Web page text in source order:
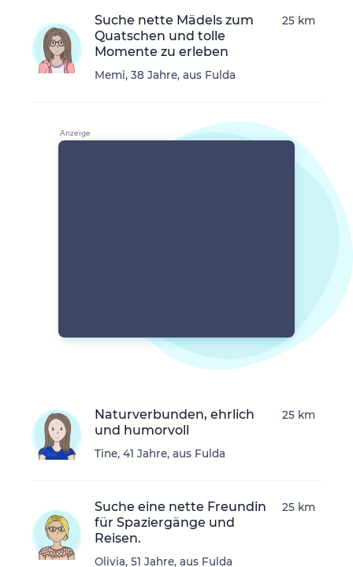
Suche nette Mädels zum
Quatschen und tolle
Momente zu erleben
Memi, 38 Jahre, aus Fulda
25 km
Naturverbunden, ehrlich
und humorvoll
Tine, 41 Jahre, aus Fulda
25 km
Suche eine nette Freundin
für Spaziergänge und
Reisen.
Olivia, 51 Jahre, aus Fulda
25 km